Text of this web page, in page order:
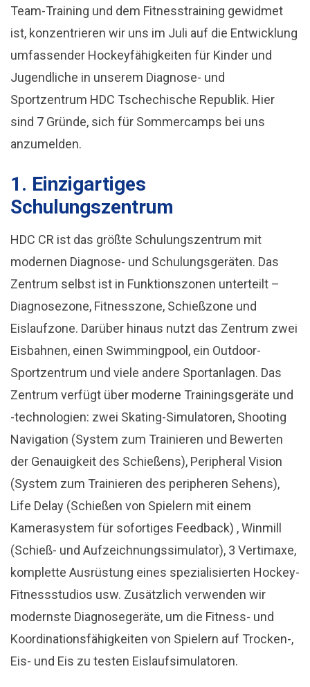
Team-Training und dem Fitnesstraining gewidmet
ist, konzentrieren wir uns im Juli auf die Entwicklung
umfassender Hockeyfähigkeiten für Kinder und
Jugendliche in unserem Diagnose- und
Sportzentrum HDC Tschechische Republik. Hier
sind 7 Gründe, sich für Sommercamps bei uns
anzumelden.
1. Einzigartiges
Schulungszentrum
HDC CR ist das größte Schulungszentrum mit
modernen Diagnose- und Schulungsgeräten. Das
Zentrum selbst ist in Funktionszonen unterteilt –
Diagnosezone, Fitnesszone, Schießzone und
Eislaufzone. Darüber hinaus nutzt das Zentrum zwei
Eisbahnen, einen Swimmingpool, ein Outdoor-
Sportzentrum und viele andere Sportanlagen. Das
Zentrum verfügt über moderne Trainingsgeräte und
-technologien: zwei Skating-Simulatoren, Shooting
Navigation (System zum Trainieren und Bewerten
der Genauigkeit des Schießens), Peripheral Vision
(System zum Trainieren des peripheren Sehens),
Life Delay (Schießen von Spielern mit einem
Kamerasystem für sofortiges Feedback) , Winmill
(Schieß- und Aufzeichnungssimulator), 3 Vertimaxe,
komplette Ausrüstung eines spezialisierten Hockey-
Fitnessstudios usw. Zusätzlich verwenden wir
modernste Diagnosegeräte, um die Fitness- und
Koordinationsfähigkeiten von Spielern auf Trocken-,
Eis- und Eis zu testen Eislaufsimulatoren.